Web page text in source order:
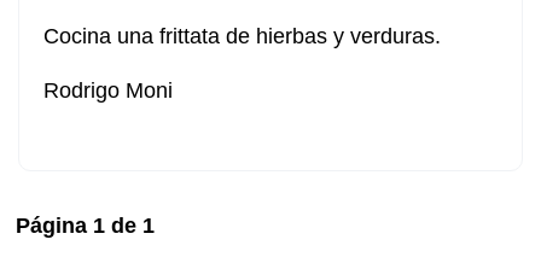
Cocina una frittata de hierbas y verduras.
Rodrigo Moni
Página 1 de 1